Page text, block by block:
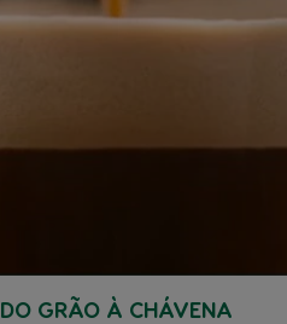
DO GRÃO À CHÁVENA